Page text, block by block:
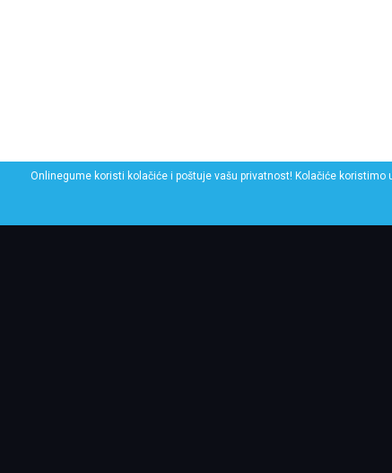
Onlinegume koristi kolačiće i poštuje vašu privatnost! Kolačiće